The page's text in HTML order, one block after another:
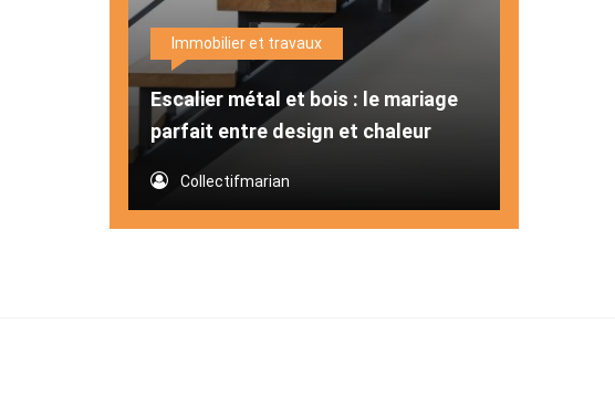
Immobilier et travaux
Escalier métal et bois : le mariage
parfait entre design et chaleur
Collectifmarian